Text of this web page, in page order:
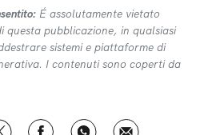
É assolutamente vietato
questa pubblicazione, in qualsiasi
sistemi e piattaforme di
I contenuti sono coperti da